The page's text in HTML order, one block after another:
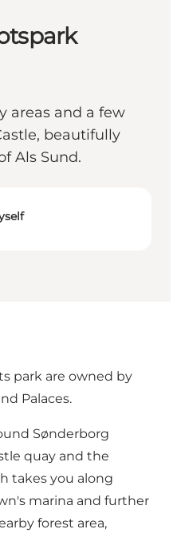
areas and a few
beautifully
Als Sund.
park are owned by
Palaces.
Sønderborg
quay and the
takes you along
marina and further
forest area,